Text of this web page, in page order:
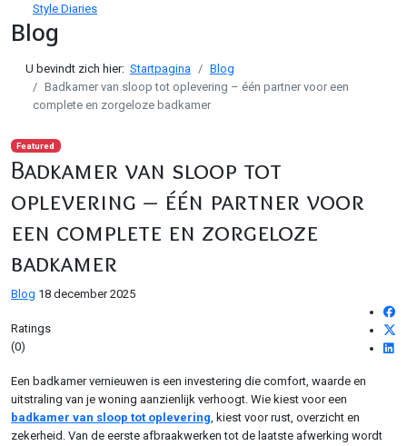
Style Diaries
Blog
U bevindt zich hier: Startpagina
Blog
Badkamer van sloop tot oplevering – één partner voor een
complete en zorgeloze badkamer
Featured
Badkamer van sloop tot
oplevering – één partner voor
een complete en zorgeloze
badkamer
Blog 18 december 2025
Ratings
(0)
Een badkamer vernieuwen is een investering die comfort, waarde en
uitstraling van je woning aanzienlijk verhoogt. Wie kiest voor een
badkamer van sloop tot oplevering, kiest voor rust, overzicht en
zekerheid. Van de eerste afbraakwerken tot de laatste afwerking wordt